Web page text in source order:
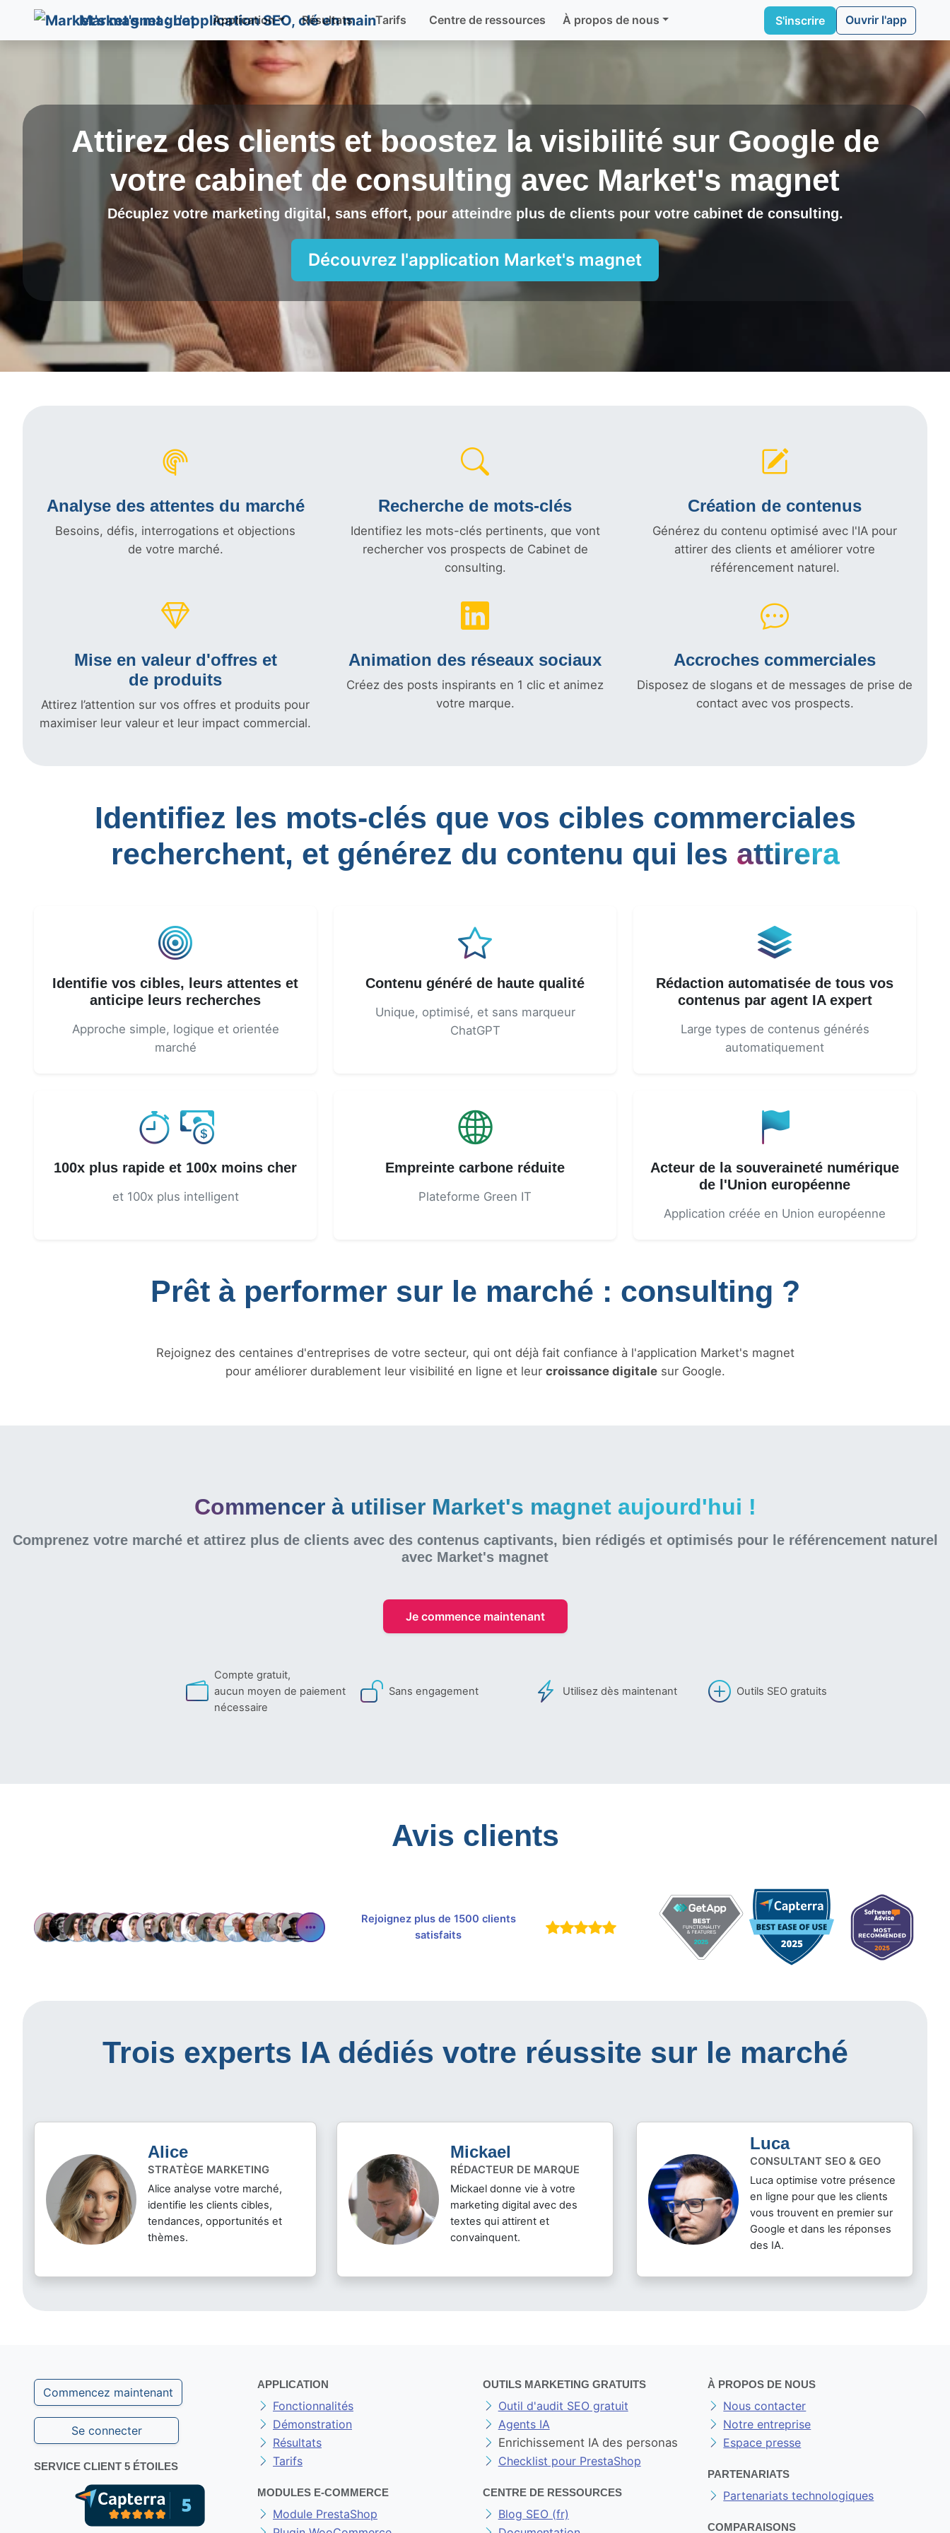
Market's magnet Application Résultats Tarifs Centre de ressources À propos de nous S'inscrire Ouvrir l'app
Attirez des clients et boostez la visibilité sur Google de
votre cabinet de consulting avec Market's magnet
Décuplez votre marketing digital, sans effort, pour atteindre plus de clients pour votre cabinet de consulting.
Découvrez l'application Market's magnet
Analyse des attentes du marché
Besoins, défis, interrogations et objections
de votre marché.
Recherche de mots-clés
Identifiez les mots-clés pertinents, que vont
rechercher vos prospects de Cabinet de
consulting.
Création de contenus
Générez du contenu optimisé avec l'IA pour
attirer des clients et améliorer votre
référencement naturel.
Mise en valeur d'offres et
de produits
Attirez l’attention sur vos offres et produits pour
maximiser leur valeur et leur impact commercial.
Animation des réseaux sociaux
Créez des posts inspirants en 1 clic et animez
votre marque.
Accroches commerciales
Disposez de slogans et de messages de prise de
contact avec vos prospects.
Identifiez les mots-clés que vos cibles commerciales
recherchent, et générez du contenu qui les attirera
Identifie vos cibles, leurs attentes et
anticipe leurs recherches
Approche simple, logique et orientée
marché
Contenu généré de haute qualité
Unique, optimisé, et sans marqueur
ChatGPT
Rédaction automatisée de tous vos
contenus par agent IA expert
Large types de contenus générés
automatiquement
100x plus rapide et 100x moins cher
et 100x plus intelligent
Empreinte carbone réduite
Plateforme Green IT
Acteur de la souveraineté numérique
de l'Union européenne
Application créée en Union européenne
Prêt à performer sur le marché : consulting ?
Rejoignez des centaines d'entreprises de votre secteur, qui ont déjà fait confiance à l'application Market's magnet
pour améliorer durablement leur visibilité en ligne et leur croissance digitalesur Google.
Commencer à utiliser Market's magnet aujourd'hui !
Comprenez votre marché et attirez plus de clients avec des contenus captivants, bien rédigés et optimisés pour le référencement naturel
avec Market's magnet
Je commence maintenant
Compte gratuit,
aucun moyen de paiement
nécessaire
Sans engagement Utilisez dès maintenant Outils SEO gratuits
Avis clients
Rejoignez plus de 1500 clients
satisfaits
Trois experts IA dédiés votre réussite sur le marché
Alice
STRATÈGE MARKETING
Alice analyse votre marché,
identifie les clients cibles,
tendances, opportunités et
thèmes.
Mickael
RÉDACTEUR DE MARQUE
Mickael donne vie à votre
marketing digital avec des
textes qui attirent et
convainquent.
Luca
CONSULTANT SEO & GEO
Luca optimise votre présence
en ligne pour que les clients
vous trouvent en premier sur
Google et dans les réponses
des IA.
Commencez maintenant
Se connecter
SERVICE CLIENT 5 ÉTOILES
APPLICATION
Fonctionnalités
Démonstration
Résultats
Tarifs
MODULES E-COMMERCE
Module PrestaShop
OUTILS MARKETING GRATUITS
Outil d'audit SEO gratuit
Agents IA
Enrichissement IA des personas
Checklist pour PrestaShop
CENTRE DE RESSOURCES
Blog SEO (fr)
À PROPOS DE NOUS
Nous contacter
Notre entreprise
Espace presse
PARTENARIATS
Partenariats technologiques
COMPARAISONS